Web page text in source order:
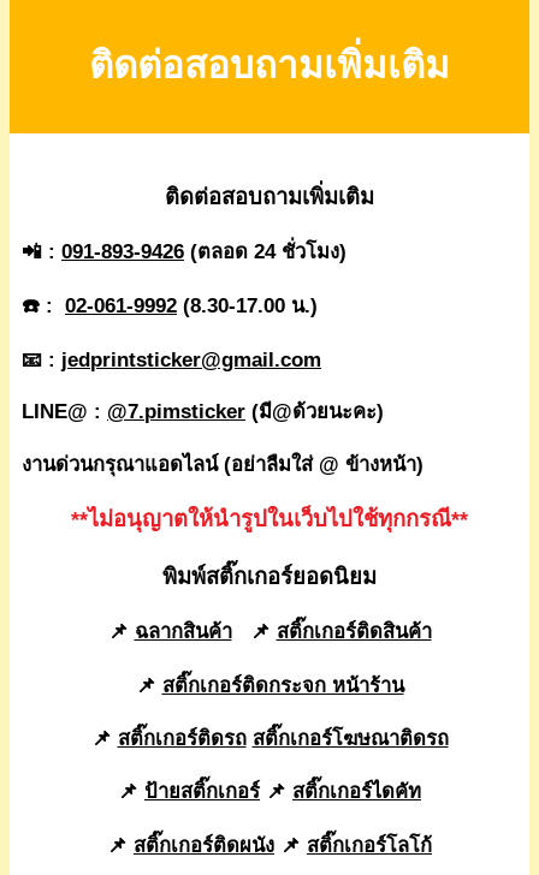
ติดต่อสอบถามเพิ่มเติม
ติดต่อสอบถามเพิ่มเติม
📲 : 091-893-9426 (ตลอด 24 ชั่วโมง)
☎️ : 02-061-9992 (8.30-17.00 น.)
📧 : jedprintsticker@gmail.com
LINE@ : @7.pimsticker (มี@ด้วยนะคะ)
งานด่วนกรุณาแอดไลน์ (อย่าลืมใส่ @ ข้างหน้า)
**ไม่อนุญาตให้นำรูปในเว็บไปใช้ทุกกรณี**
พิมพ์สติ๊กเกอร์ยอดนิยม
📌 ฉลากสินค้า📌 สติ๊กเกอร์ติดสินค้า
📌 สติ๊กเกอร์ติดกระจก หน้าร้าน
📌 สติ๊กเกอร์ติดรถ สติ๊กเกอร์โฆษณาติดรถ
📌 ป้ายสติ๊กเกอร์ 📌 สติ๊กเกอร์ไดคัท
📌 สติ๊กเกอร์ติดผนัง 📌 สติ๊กเกอร์โลโก้